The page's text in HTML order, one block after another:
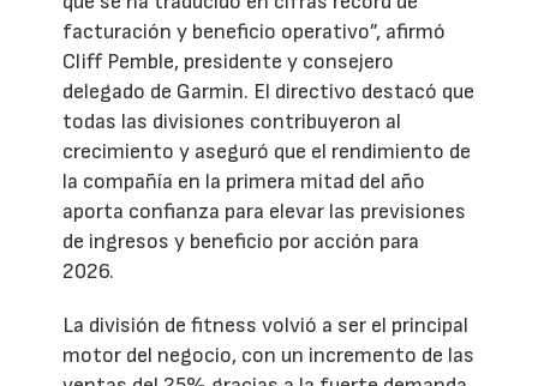
facturación y beneficio operativo”, afirmó
Cliff Pemble, presidente y consejero
delegado de Garmin. El directivo destacó que
todas las divisiones contribuyeron al
crecimiento y aseguró que el rendimiento de
la compañía en la primera mitad del año
aporta confianza para elevar las previsiones
de ingresos y beneficio por acción para
2026.
La división de fitness volvió a ser el principal
motor del negocio, con un incremento de las